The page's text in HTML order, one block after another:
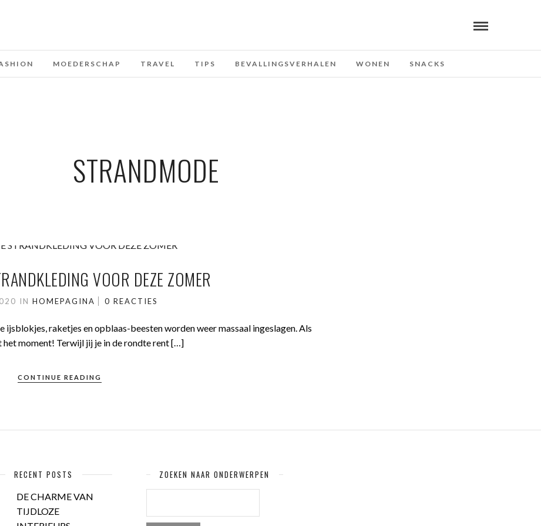
MOEDERSCHAP TRAVEL TIPS BEVALLINGSVERHALEN WONEN SNACKS
STRANDMODE
VOOR DEZE ZOMER
IN HOMEPAGINA 0 REACTIES
ijsblokjes, raketjes en opblaas-beesten worden weer massaal ingeslagen. Als
het moment! Terwijl jij je in de rondte rent […]
CONTINUE READING
RECENT POSTS
DE CHARME VAN
TIJDLOZE
ZOEKEN NAAR ONDERWERPEN